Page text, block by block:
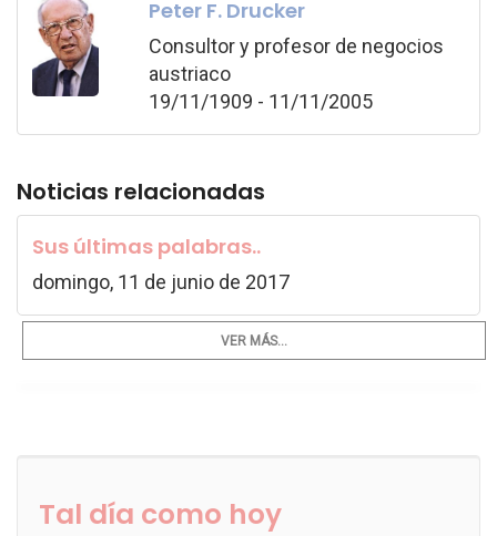
Peter F. Drucker
Consultor y profesor de negocios
austriaco
19/11/1909 - 11/11/2005
Noticias relacionadas
Sus últimas palabras..
domingo, 11 de junio de 2017
VER MÁS...
Tal día como hoy